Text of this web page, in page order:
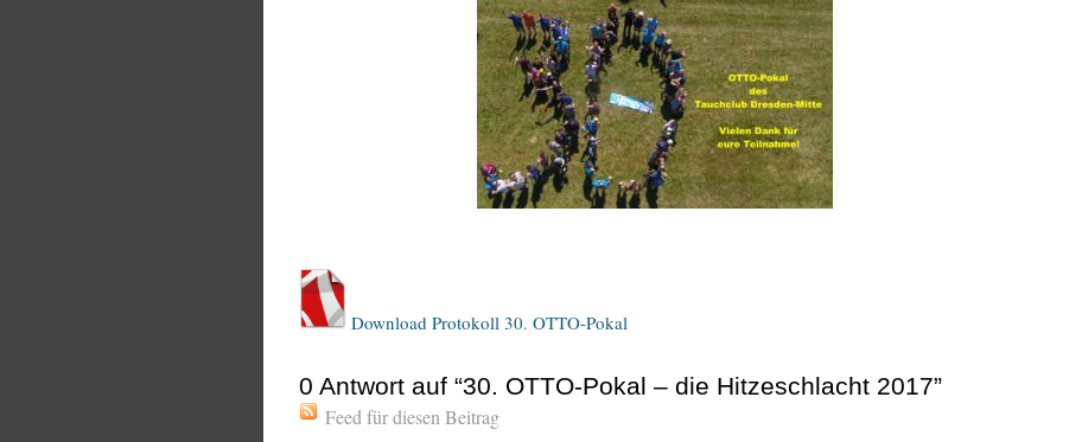
Download Protokoll 30. OTTO-Pokal
0 Antwort auf “30. OTTO-Pokal – die Hitzeschlacht 2017”
Feed für diesen Beitrag